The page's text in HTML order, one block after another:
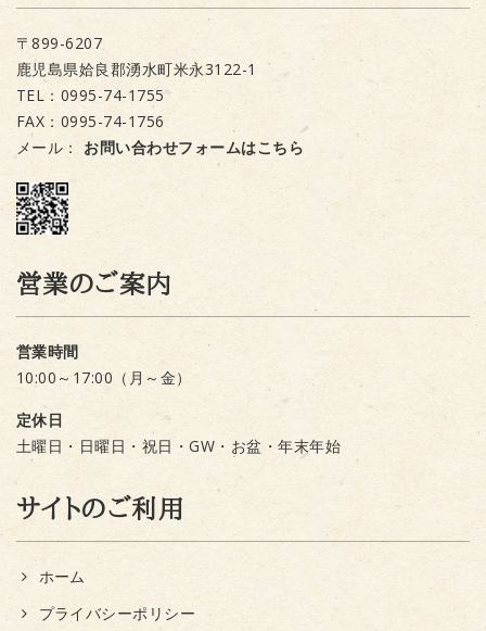
〒899-6207
鹿児島県姶良郡湧水町米永3122-1
TEL：0995-74-1755
FAX：0995-74-1756
メール： お問い合わせフォームはこちら
営業のご案内
営業時間
10:00～17:00（月～金）
定休日
土曜日・日曜日・祝日・GW・お盆・年末年始
サイトのご利用
ホーム
プライバシーポリシー